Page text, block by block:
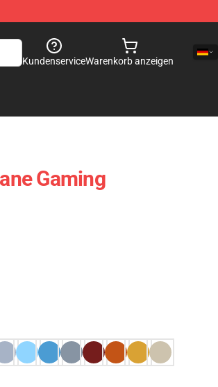
KundenserviceWarenkorb anzeigen
Gaming